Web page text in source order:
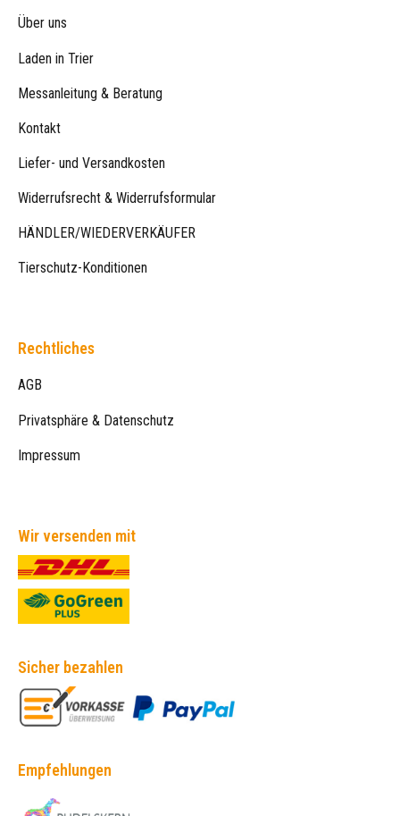
Über uns
Laden in Trier
Messanleitung & Beratung
Kontakt
Liefer- und Versandkosten
Widerrufsrecht & Widerrufsformular
HÄNDLER/WIEDERVERKÄUFER
Tierschutz-Konditionen
Rechtliches
AGB
Privatsphäre & Datenschutz
Impressum
Wir versenden mit
Sicher bezahlen
Empfehlungen